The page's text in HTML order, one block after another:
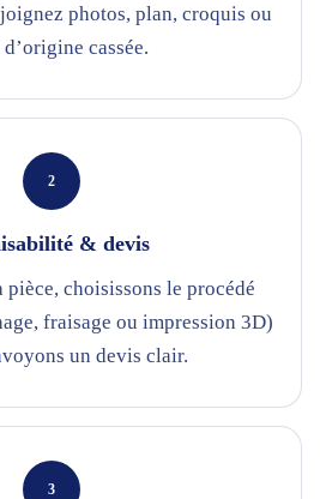
photos, plan, croquis ou
cassée.
2
& devis
pièce, choisissons le procédé
fraisage ou impression 3D)
un devis clair.
3